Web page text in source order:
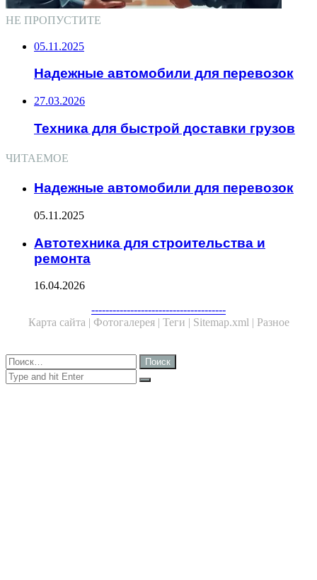
НЕ ПРОПУСТИТЕ
05.11.2025
Надежные автомобили для перевозок
27.03.2026
Техника для быстрой доставки грузов
ЧИТАЕМОЕ
Надежные автомобили для перевозок
05.11.2025
Автотехника для строительства и
ремонта
16.04.2026
--------------------------------------
Карта сайта | Фотогалерея | Теги | Sitemap.xml | Разное
Close
Найти:
Close
Search